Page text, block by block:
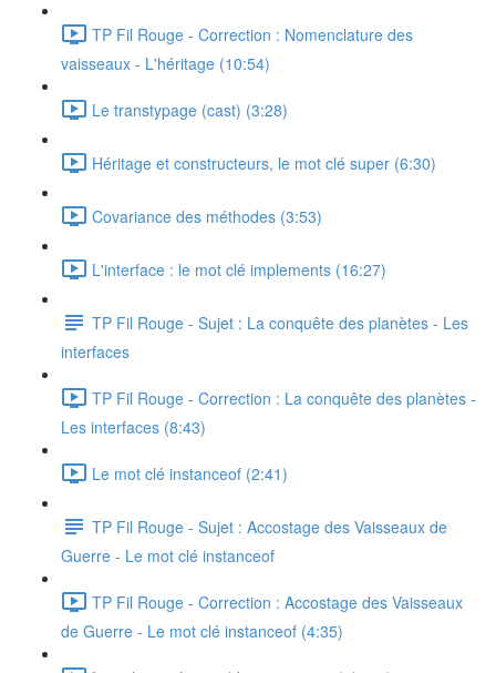
TP Fil Rouge - Correction : Nomenclature des
vaisseaux - L'héritage (10:54)
Le transtypage (cast) (3:28)
Héritage et constructeurs, le mot clé super (6:30)
Covariance des méthodes (3:53)
L'interface : le mot clé implements (16:27)
TP Fil Rouge - Sujet : La conquête des planètes - Les
interfaces
TP Fil Rouge - Correction : La conquête des planètes -
Les interfaces (8:43)
Le mot clé instanceof (2:41)
TP Fil Rouge - Sujet : Accostage des Vaisseaux de
Guerre - Le mot clé instanceof
TP Fil Rouge - Correction : Accostage des Vaisseaux
de Guerre - Le mot clé instanceof (4:35)